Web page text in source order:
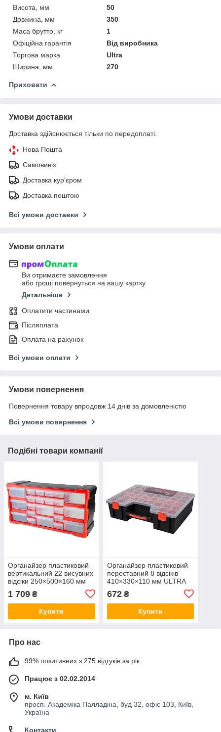
Висота, мм
50
Довжина, мм
350
Маса брутто, кг
1
Офіційна гарантія
Від виробника
Торгова марка
Ultra
Ширина, мм
270
Приховати
Умови доставки
Доставка здійснюється тільки по передоплаті.
Нова Пошта
Самовивіз
Доставка кур'єром
Доставка поштою
Всі умови доставки
Умови оплати
Ви отримаєте замовлення
або гроші повернуться на вашу картку
Детальніше
Оплатити частинами
Післяплата
Оплата на рахунок
Всі умови оплати
Умови повернення
Повернення товару впродовж 14 днів за домовленістю
Всі умови повернення
Подібні товари компанії
Органайзер пластиковий
вертикальний 22 висувних
відсіки 250×500×160 мм
1 709 ₴
Купити
Органайзер пластиковий
переставний 8 відсіків
410×330×110 мм ULTRA
672₴
Купити
Про нас
99% позитивних з 275 відгуків за рік
Працює з 02.02.2014
м. Київ
просп. Академіка Палладіна, буд 32, офіс 103, Київ,
Україна
Контакти